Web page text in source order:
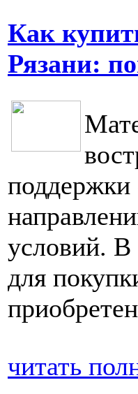
Как
Рязани:
условий. В
для
читать